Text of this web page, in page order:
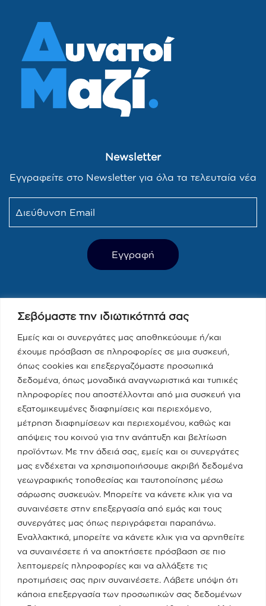
Σεβόμαστε την ιδιωτικότητά σας
Εμείς και οι συνεργάτες μας αποθηκεύουμε ή/και
έχουμε πρόσβαση σε πληροφορίες σε μια συσκευή,
όπως cookies και επεξεργαζόμαστε προσωπικά
δεδομένα, όπως μοναδικά αναγνωριστικά και τυπικές
πληροφορίες που αποστέλλονται από μια συσκευή για
εξατομικευμένες διαφημίσεις και περιεχόμενο,
μέτρηση διαφημίσεων και περιεχομένου, καθώς και
απόψεις του κοινού για την ανάπτυξη και βελτίωση
προϊόντων. Με την άδειά σας, εμείς και οι συνεργάτες
μας ενδέχεται να χρησιμοποιήσουμε ακριβή δεδομένα
γεωγραφικής τοποθεσίας και ταυτοποίησης μέσω
σάρωσης συσκευών. Μπορείτε να κάνετε κλικ για να
συναινέσετε στην επεξεργασία από εμάς και τους
συνεργάτες μας όπως περιγράφεται παραπάνω.
Εναλλακτικά, μπορείτε να κάνετε κλικ για να αρνηθείτε
να συναινέσετε ή να αποκτήσετε πρόσβαση σε πιο
λεπτομερείς πληροφορίες και να αλλάξετε τις
προτιμήσεις σας πριν συναινέσετε. Λάβετε υπόψη ότι
κάποια επεξεργασία των προσωπικών σας δεδομένων
Newsletter
Εγγραφείτε στο Newsletter για όλα τα τελευταία νέα
Παραπολιτικά 90.1 / Δημήτρης
Τάκης, Χριστίνα Κοραή
08/05/2023
Real fm / Νίκος Χατζηνικολάου
05/05/2023
Κατηγορίες
Ποια Είμαι
Το Υπουργείο
Πειραιάς - Νησιά